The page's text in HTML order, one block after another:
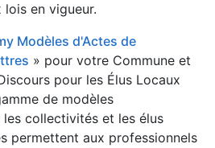
en vigueur.
Modèles d'Actes de
» pour votre Commune et
pour les Élus Locaux
de modèles
collectivités et les élus
permettent aux professionnels